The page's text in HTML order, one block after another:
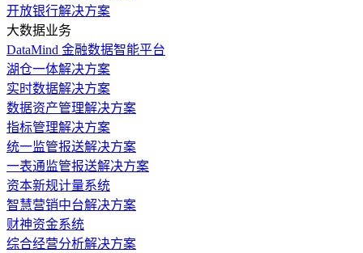
开放银行解决方案
大数据业务
DataMind 金融数据智能平台
湖仓一体解决方案
实时数据解决方案
数据资产管理解决方案
指标管理解决方案
统一监管报送解决方案
一表通监管报送解决方案
资本新规计量系统
智慧营销中台解决方案
财神资金系统
综合经营分析解决方案